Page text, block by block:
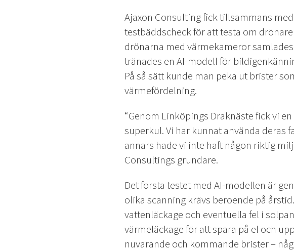
Ajaxon Consulting fick tillsammans
testbäddscheck för att testa om
drönarna med värmekameror
tränades en AI-modell för
På så sätt kunde man peka ut brister
värmefördelning.
“Genom Linköpings Draknäste fick vi
superkul. Vi har kunnat använda deras
annars hade vi inte haft någon riktig
Consultings grundare.
Det första testet med AI-modellen är
olika scanning krävs beroende på
vattenläckage och eventuella fel i
värmeläckage för att spara på el och
nuvarande och kommande brister –